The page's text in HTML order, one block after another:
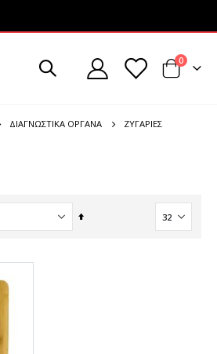
Cart
0
ΔΙΑΓΝΩΣΤΙΚΆ ΌΡΓΑΝΑ ΖΥΓΑΡΙΈΣ
Φθίνουσα